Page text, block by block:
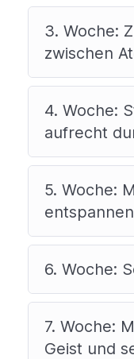
3. Woche:
zwischen
4. Woche:
aufrecht
5. Woche:
entspannen
6. Woche:
7. Woche:
Geist und